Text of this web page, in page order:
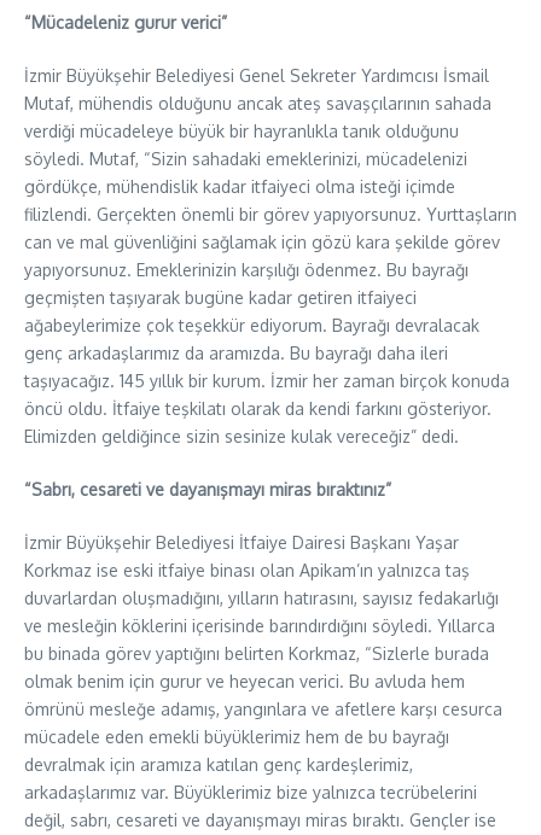
“Mücadeleniz gurur verici”
İzmir Büyükşehir Belediyesi Genel Sekreter Yardımcısı İsmail
Mutaf, mühendis olduğunu ancak ateş savaşçılarının sahada
verdiği mücadeleye büyük bir hayranlıkla tanık olduğunu
söyledi. Mutaf, “Sizin sahadaki emeklerinizi, mücadelenizi
gördükçe, mühendislik kadar itfaiyeci olma isteği içimde
filizlendi. Gerçekten önemli bir görev yapıyorsunuz. Yurttaşların
can ve mal güvenliğini sağlamak için gözü kara şekilde görev
yapıyorsunuz. Emeklerinizin karşılığı ödenmez. Bu bayrağı
geçmişten taşıyarak bugüne kadar getiren itfaiyeci
ağabeylerimize çok teşekkür ediyorum. Bayrağı devralacak
genç arkadaşlarımız da aramızda. Bu bayrağı daha ileri
taşıyacağız. 145 yıllık bir kurum. İzmir her zaman birçok konuda
öncü oldu. İtfaiye teşkilatı olarak da kendi farkını gösteriyor.
Elimizden geldiğince sizin sesinize kulak vereceğiz” dedi.
“Sabrı, cesareti ve dayanışmayı miras bıraktınız”
İzmir Büyükşehir Belediyesi İtfaiye Dairesi Başkanı Yaşar
Korkmaz ise eski itfaiye binası olan Apikam’ın yalnızca taş
duvarlardan oluşmadığını, yılların hatırasını, sayısız fedakarlığı
ve mesleğin köklerini içerisinde barındırdığını söyledi. Yıllarca
bu binada görev yaptığını belirten Korkmaz, “Sizlerle burada
olmak benim için gurur ve heyecan verici. Bu avluda hem
ömrünü mesleğe adamış, yangınlara ve afetlere karşı cesurca
mücadele eden emekli büyüklerimiz hem de bu bayrağı
devralmak için aramıza katılan genç kardeşlerimiz,
arkadaşlarımız var. Büyüklerimiz bize yalnızca tecrübelerini
değil, sabrı, cesareti ve dayanışmayı miras bıraktı. Gençler ise